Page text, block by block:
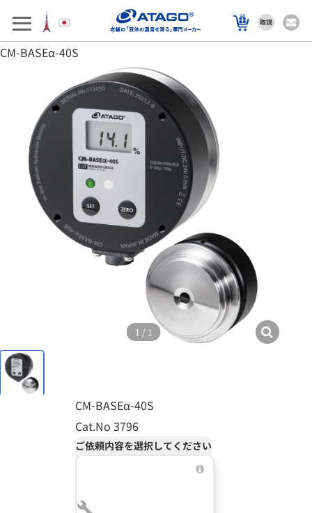
アフターサポート
製品を選ぶ
CM-BASEα-40S
1 / 1
CM-BASEα-40S
Cat.No 3796
ご依頼内容を選択してください